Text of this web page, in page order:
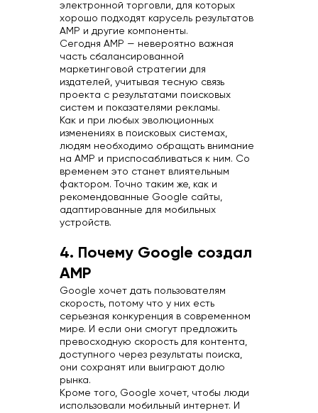
электронной торговли, для которых
хорошо подходят карусель результатов
AMP и другие компоненты.
Сегодня AMP — невероятно важная
часть сбалансированной
маркетинговой стратегии для
издателей, учитывая тесную связь
проекта с результатами поисковых
систем и показателями рекламы.
Как и при любых эволюционных
изменениях в поисковых системах,
людям необходимо обращать внимание
на AMP и приспосабливаться к ним. Со
временем это станет влиятельным
фактором. Точно таким же, как и
рекомендованные Google сайты,
адаптированные для мобильных
устройств.
4. Почему Google создал
AMP
Google хочет дать пользователям
скорость, потому что у них есть
серьезная конкуренция в современном
мире. И если они смогут предложить
превосходную скорость для контента,
доступного через результаты поиска,
они сохранят или выиграют долю
рынка.
Кроме того, Google хочет, чтобы люди
использовали мобильный интернет. И